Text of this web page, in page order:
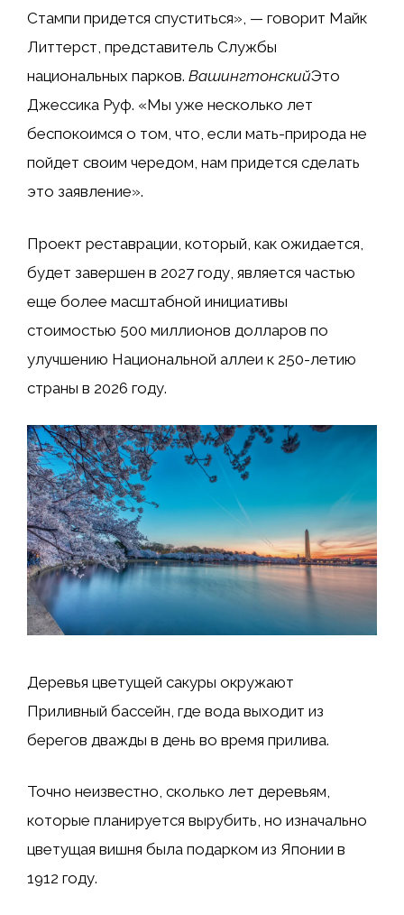
Стампи придется спуститься», — говорит Майк
Литтерст, представитель Службы
национальных парков. ВашингтонскийЭто
Джессика Руф. «Мы уже несколько лет
беспокоимся о том, что, если мать-природа не
пойдет своим чередом, нам придется сделать
это заявление».
Проект реставрации, который, как ожидается,
будет завершен в 2027 году, является частью
еще более масштабной инициативы
стоимостью 500 миллионов долларов по
улучшению Национальной аллеи к 250-летию
страны в 2026 году.
Деревья цветущей сакуры окружают
Приливный бассейн, где вода выходит из
берегов дважды в день во время прилива.
Точно неизвестно, сколько лет деревьям,
которые планируется вырубить, но изначально
цветущая вишня была подарком из Японии в
1912 году.